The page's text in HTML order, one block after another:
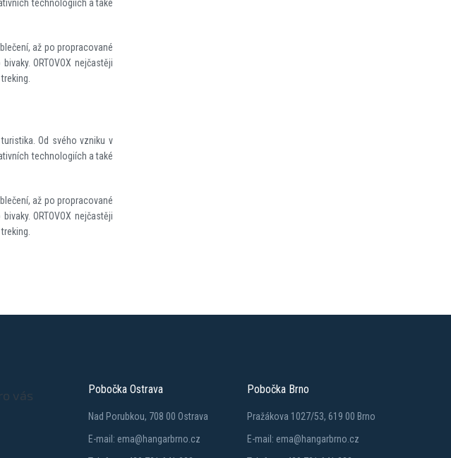
technologiích a také
až po propracované
ORTOVOX nejčastěji
Od svého vzniku v
technologiích a také
až po propracované
ORTOVOX nejčastěji
vás Pobočka Ostrava
Nad Porubkou, 708 00 Ostrava
E-mail: ema@hangarbrno.cz
Pobočka Brno
Pražákova 1027/53, 619 00 Brno
E-mail: ema@hangarbrno.cz